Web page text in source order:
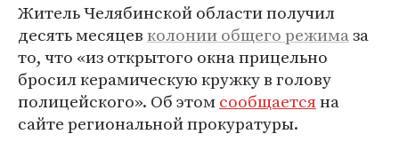
Житель Челябинской области получил
десять месяцевколонии общего режимаза
то, что «из открытого окна прицельно
бросил керамическую кружку в голову
полицейского». Об этомсообщаетсяна
сайте региональной прокуратуры.